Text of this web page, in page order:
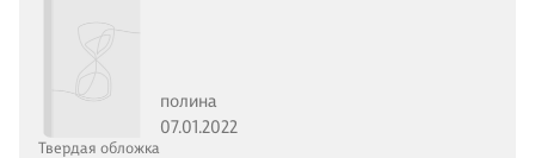
Твердая обложка
полина
07.01.2022